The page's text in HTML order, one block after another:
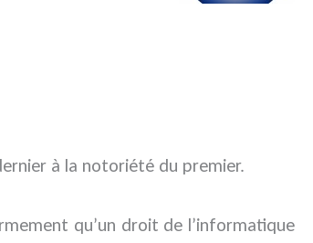
à la notoriété du premier.
qu’un droit de l’informatique